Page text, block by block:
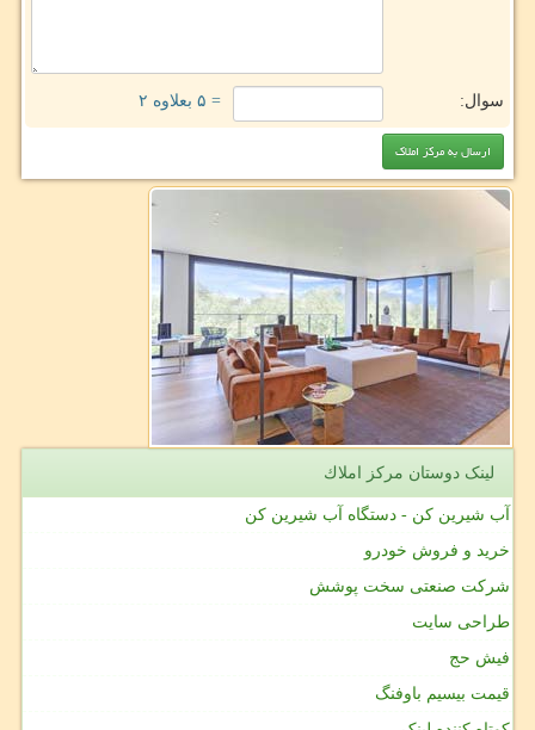
سوال: = ۵ بعلاوه ۲
لینک دوستان مركز املاك
آب شیرین کن - دستگاه آب شیرین کن
خرید و فروش خودرو
شرکت صنعتی سخت پوشش
طراحی سایت
فیش حج
قیمت بیسیم باوفنگ